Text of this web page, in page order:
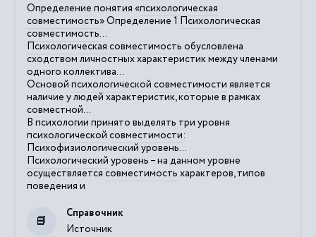
Определение понятия «психологическая
совместимость» Определение 1Психологическая
совместимость...
Психологическая совместимость обусловлена
сходством личностных характеристик между членами
одного коллектива...
Основой психологической совместимости является
наличие у людей характеристик, которые в рамках
совместной...
В психологии принято выделять три уровня
психологической совместимости:
Психофизиологический уровень...
Психологический уровень – на данном уровне
осуществляетсясовместимость характеров, типов
поведения и
Источник
Справочник